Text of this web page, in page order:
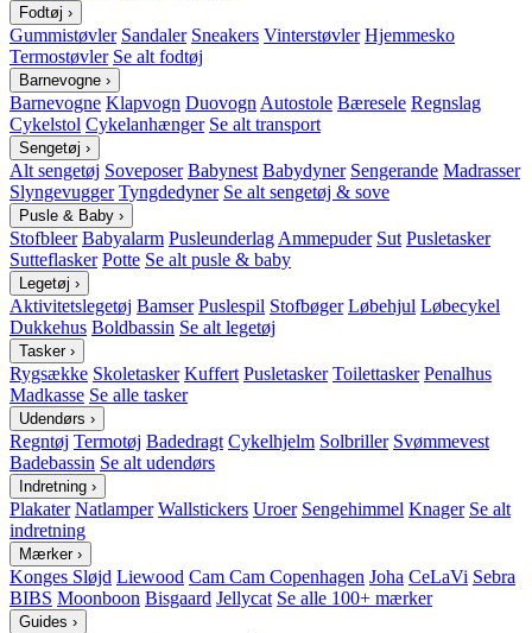
Fodtøj ›
Gummistøvler Sandaler Sneakers Vinterstøvler Hjemmesko
Termostøvler Se alt fodtøj
Barnevogne ›
Barnevogne Klapvogn Duovogn Autostole Bæresele Regnslag
Cykelstol Cykelanhænger Se alt transport
Sengetøj ›
Alt sengetøj Soveposer Babynest Babydyner Sengerande Madrasser
Slyngevugger Tyngdedyner Se alt sengetøj & sove
Pusle & Baby ›
Stofbleer Babyalarm Pusleunderlag Ammepuder Sut Pusletasker
Sutteflasker Potte Se alt pusle & baby
Legetøj ›
Aktivitetslegetøj Bamser Puslespil Stofbøger Løbehjul Løbecykel
Dukkehus Boldbassin Se alt legetøj
Tasker ›
Rygsække Skoletasker Kuffert Pusletasker Toilettasker Penalhus
Madkasse Se alle tasker
Udendørs ›
Regntøj Termotøj Badedragt Cykelhjelm Solbriller Svømmevest
Badebassin Se alt udendørs
Indretning ›
Plakater Natlamper Wallstickers Uroer Sengehimmel Knager Se alt
indretning
Mærker ›
Konges Sløjd Liewood Cam Cam Copenhagen Joha CeLaVi Sebra
BIBS Moonboon Bisgaard Jellycat Se alle 100+ mærker
Guides ›